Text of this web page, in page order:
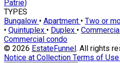
Patrie)
TYPES
Bungalow • Apartment • Two or
• Quintuplex • Duplex •
Commercial condo
© 2026 EstateFunnel . All rights
Notice at Collection Terms of Use